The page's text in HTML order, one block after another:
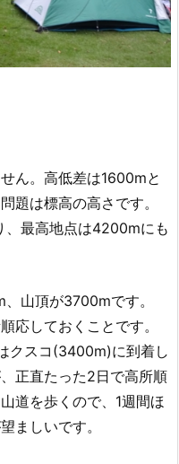
ん。高低差は1600mと
題は標高の高さです。
最高地点は4200mにも
山頂が3700mです。
応しておくことです。
クスコ(3400m)に到着し
正直たった2日で高所順
道を歩くので、1週間ほ
ましいです。